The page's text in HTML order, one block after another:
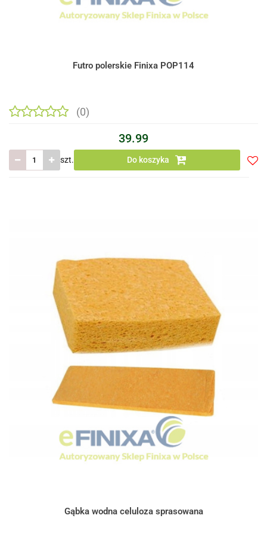
Futro polerskie Finixa POP114
(0)
39.99
szt. Do koszyka
Gąbka wodna celuloza sprasowana